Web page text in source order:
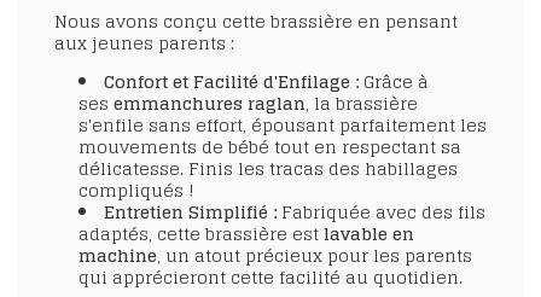
Nous avons conçu cette brassière en pensant
aux jeunes parents :
Confort et Facilité d'Enfilage : Grâce à
ses emmanchures raglan, la brassière
s'enfile sans effort, épousant parfaitement les
mouvements de bébé tout en respectant sa
délicatesse. Finis les tracas des habillages
compliqués !
Entretien Simplifié : Fabriquée avec des fils
adaptés, cette brassière estlavable en
machine, un atout précieux pour les parents
qui apprécieront cette facilité au quotidien.